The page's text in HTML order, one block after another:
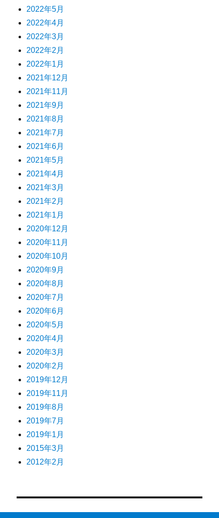
2022年5月
2022年4月
2022年3月
2022年2月
2022年1月
2021年12月
2021年11月
2021年9月
2021年8月
2021年7月
2021年6月
2021年5月
2021年4月
2021年3月
2021年2月
2021年1月
2020年12月
2020年11月
2020年10月
2020年9月
2020年8月
2020年7月
2020年6月
2020年5月
2020年4月
2020年3月
2020年2月
2019年12月
2019年11月
2019年8月
2019年7月
2019年1月
2015年3月
2012年2月